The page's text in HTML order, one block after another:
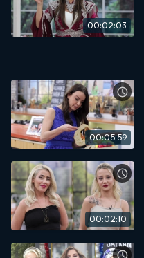
00:02:03
00:05:59
00:02:10